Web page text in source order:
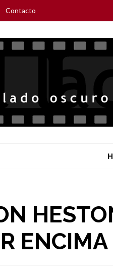
Contacto